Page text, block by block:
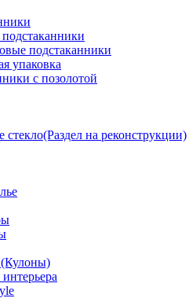
подстаканники
упаковка
с позолотой
стекло(Раздел на реконструкции)